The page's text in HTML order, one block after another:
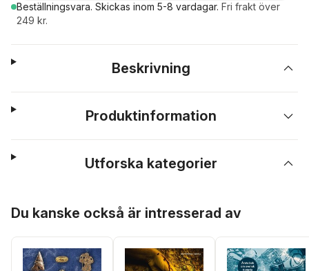
Beställningsvara. Skickas inom 5-8 vardagar. Fri frakt över
249 kr.
Beskrivning
Produktinformation
Utforska kategorier
Du kanske också är intresserad av